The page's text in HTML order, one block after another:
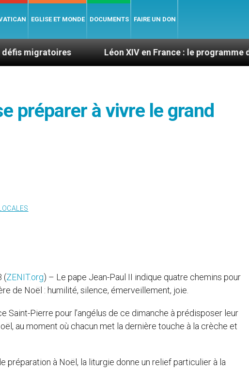
EGLISE ET MONDE DOCUMENTS FAIRE UN DON
Léon XIV en France : le programme détaillé de
préparer à vivre le grand
(ZENIT.org) – Le pape Jean-Paul II indique quatre chemins pour
de Noël : humilité, silence, émerveillement, joie.
Saint-Pierre pour l’angélus de ce dimanche à prédisposer leur
au moment où chacun met la dernière touche à la crèche et
préparation à Noël, la liturgie donne un relief particulier à la